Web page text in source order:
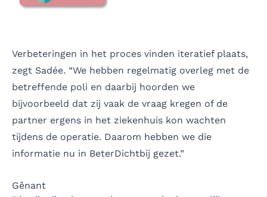
Verbeteringen in het proces vinden iteratief plaats,
zegt Sadée. “We hebben regelmatig overleg met de
betreffende poli en daarbij hoorden we
bijvoorbeeld dat zij vaak de vraag kregen of de
partner ergens in het ziekenhuis kon wachten
tijdens de operatie. Daarom hebben we die
informatie nu in BeterDichtbij gezet.”
Gênant